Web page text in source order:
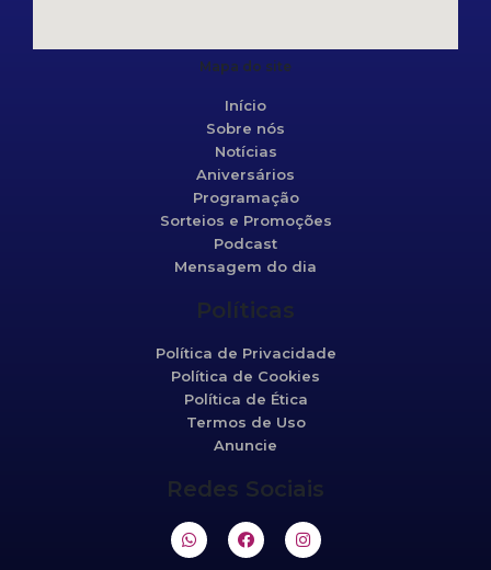
Mapa do site
Início
Sobre nós
Notícias
Aniversários
Programação
Sorteios e Promoções
Podcast
Mensagem do dia
Políticas
Política de Privacidade
Política de Cookies
Política de Ética
Termos de Uso
Anuncie
Redes Sociais